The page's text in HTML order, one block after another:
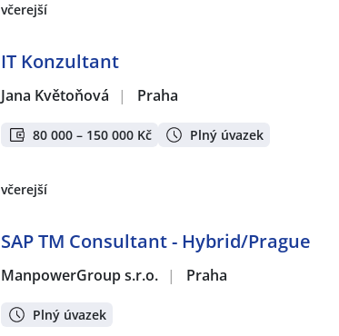
včerejší
IT Konzultant
Jana Květoňová | Praha
80 000 – 150 000 Kč Plný úvazek
včerejší
SAP TM Consultant - Hybrid/Prague
ManpowerGroup s.r.o. | Praha
Plný úvazek